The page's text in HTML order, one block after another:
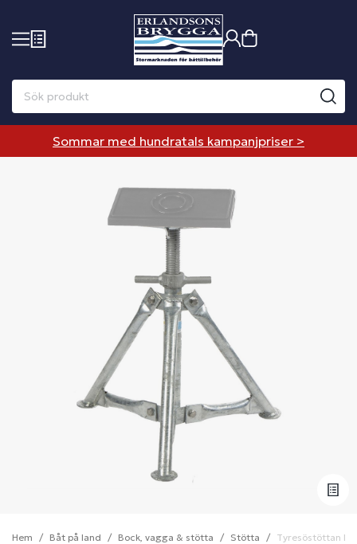
Sommar med hundratals kampanjpriser >
Hem Båt på land Bock, vagga & stötta Stötta Tyresöstöttan